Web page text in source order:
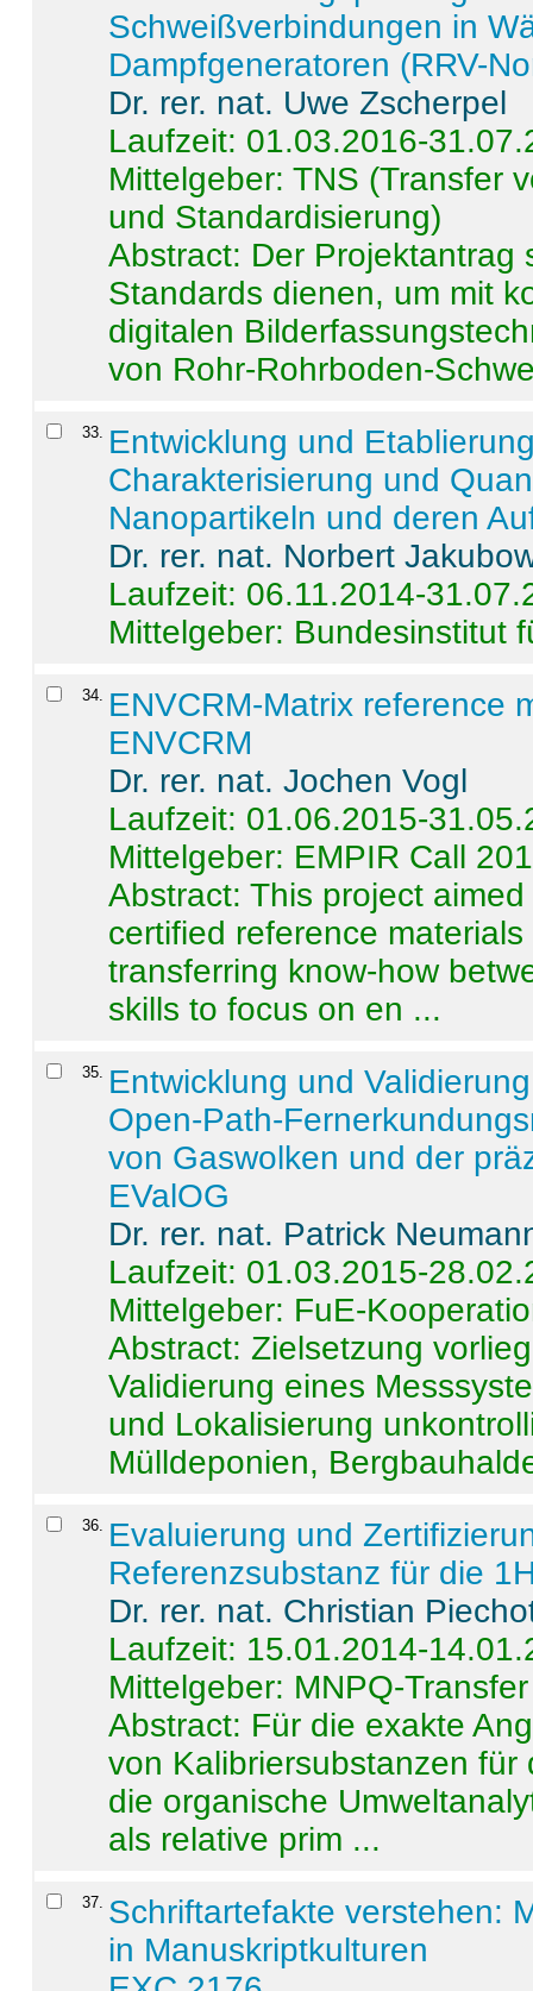
Schweißverbindungen in
Dampfgeneratoren (RRV-
Dr. rer. nat. Uwe Zscherpel
Laufzeit: 01.03.2016-
Mittelgeber: TNS (Transfer
und Standardisierung)
Abstract: Der Projektantrag
Standards dienen, um mit
digitalen
von Rohr-Rohrboden-
33. Entwicklung und
Charakterisierung und
Nanopartikeln und deren
Dr. rer. nat. Norbert
Laufzeit: 06.11.2014-
Mittelgeber: Bundesinstitut
34. ENVCRM-Matrix reference
ENVCRM
Dr. rer. nat. Jochen Vogl
Laufzeit: 01.06.2015-
Mittelgeber: EMPIR Call
Abstract:This project
certified reference
transferring know-how
skills to focus on en ...
35. Entwicklung und
Open-Path-
von Gaswolken und der
EValOG
Dr. rer. nat. Patrick
Laufzeit: 01.03.2015-
Mittelgeber: FuE-
Abstract:Zielsetzung
Validierung eines
und Lokalisierung
Mülldeponien,
36. Evaluierung und
Referenzsubstanz für die
Dr. rer. nat. Christian
Laufzeit: 15.01.2014-
Mittelgeber: MNPQ-Transfer
Abstract: Für die exakte
von Kalibriersubstanzen
die organische
als relative prim ...
37. Schriftartefakte verstehen:
in Manuskriptkulturen